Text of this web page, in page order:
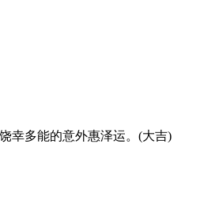
多能的意外惠泽运。(大吉)